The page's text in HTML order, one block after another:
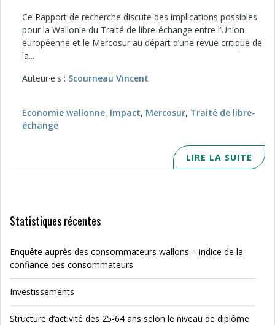
Ce Rapport de recherche discute des implications possibles
pour la Wallonie du Traité de libre-échange entre l’Union
européenne et le Mercosur au départ d’une revue critique de
la...
Auteur·e·s : Scourneau Vincent
Economie wallonne, Impact, Mercosur, Traité de libre-
échange
LIRE LA SUITE
Statistiques récentes
Enquête auprès des consommateurs wallons – indice de la
confiance des consommateurs
Investissements
Structure d’activité des 25-64 ans selon le niveau de diplôme